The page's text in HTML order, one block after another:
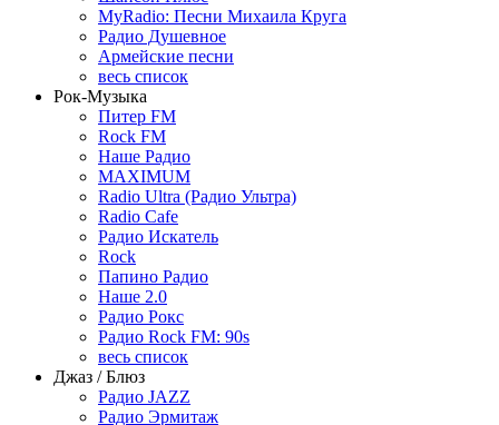
MyRadio: Песни Михаила Круга
Радио Душевное
Армейские песни
весь список
Рок-Музыка
Питер FM
Rock FM
Наше Радио
MAXIMUM
Radio Ultra (Радио Ультра)
Radio Cafe
Радио Искатель
Rock
Папино Радио
Наше 2.0
Радио Рокс
Радио Rock FM: 90s
весь список
Джаз / Блюз
Радио JAZZ
Радио Эрмитаж